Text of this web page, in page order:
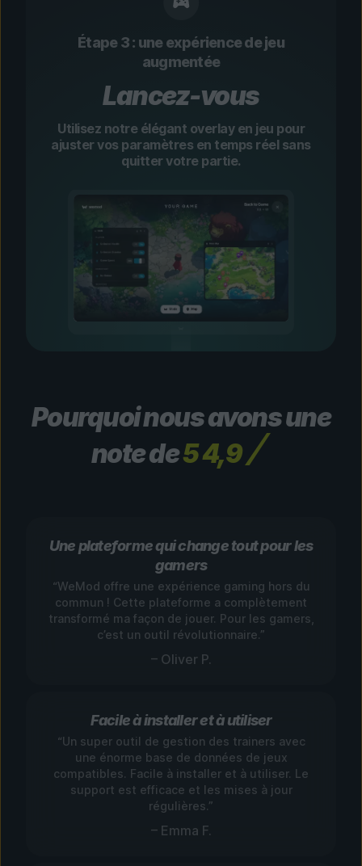
Étape 3 : une expérience de jeu
augmentée
Lancez-vous
Utilisez notre élégant overlay en jeu pour
ajuster vos paramètres en temps réel sans
quitter votre partie.
Pourquoi nous avons une
note de5 4,9
Une plateforme qui change tout pour les
gamers
“WeMod offre une expérience gaming hors du
commun ! Cette plateforme a complètement
transformé ma façon de jouer. Pour les gamers,
c’est un outil révolutionnaire.”
– Oliver P.
Facile à installer et à utiliser
“Un super outil de gestion des trainers avec
une énorme base de données de jeux
compatibles. Facile à installer et à utiliser. Le
support est efficace et les mises à jour
régulières.”
– Emma F.